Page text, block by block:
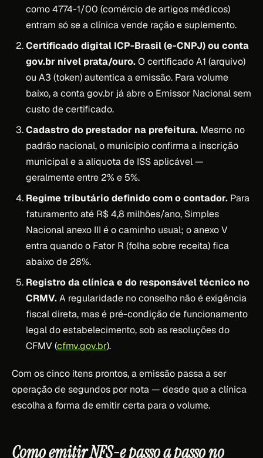
como 4774-1/00 (comércio de artigos médicos)
entram só se a clínica vende ração e suplemento.
Certificado digital ICP-Brasil (e-CNPJ) ou conta
gov.br nível prata/ouro.O certificado A1 (arquivo)
ou A3 (token) autentica a emissão. Para volume
baixo, a conta gov.br já abre o Emissor Nacional sem
custo de certificado.
Cadastro do prestador na prefeitura. Mesmo no
padrão nacional, o município confirma a inscrição
municipal e a alíquota de ISS aplicável —
geralmente entre 2% e 5%.
Regime tributário definido com o contador. Para
faturamento até R$ 4,8 milhões/ano, Simples
Nacional anexo III é o caminho usual; o anexo V
entra quando o Fator R (folha sobre receita) fica
abaixo de 28%.
Registro da clínica e do responsável técnico no
CRMV.A regularidade no conselho não é exigência
fiscal direta, mas é pré-condição de funcionamento
legal do estabelecimento, sob as resoluções do
CFMV (cfmv.gov.br).
Com os cinco itens prontos, a emissão passa a ser
operação de segundos por nota — desde que a clínica
escolha a forma de emitir certa para o volume.
Como emitir NFS-e passo a passo no